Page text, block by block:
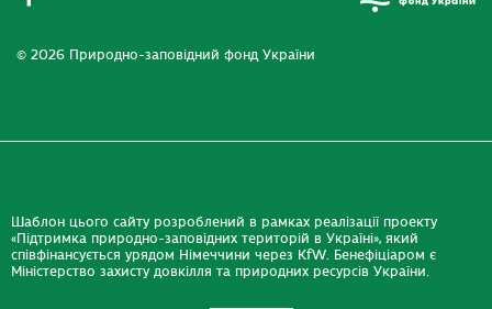
© 2026 Природно-заповідний фонд України
Шаблон цього сайту розроблений в рамках реалізації проекту
«Підтримка природно-заповідних територій в Україні», який
співфінансується урядом Німеччини через KfW. Бенефіціаром є
Міністерство захисту довкілля та природних ресурсів України.